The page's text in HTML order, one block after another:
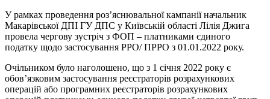
У рамках проведення роз’яснювальної кампанії начальник
Макарівської ДПІ ГУ ДПС у Київській області Лілія Джига
провела чергову зустріч з ФОП – платниками єдиного
податку щодо застосування РРО/ ПРРО з 01.01.2022 року.
Очільником було наголошено, що з 1 січня 2022 року є
обов’язковим застосування реєстраторів розрахункових
операцій або програмних реєстраторів розрахункових